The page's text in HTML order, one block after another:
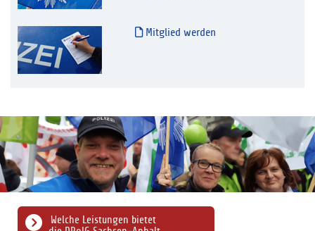
Mitglied werden
Welche Leistungen bietet